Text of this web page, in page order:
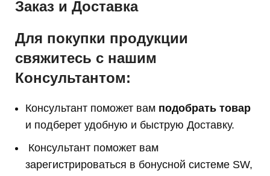
Заказ и Доставка
Для покупки продукции
свяжитесь с нашим
Консультантом:
Консультант поможет вам подобрать товар
и подберет удобную и быструю Доставку.
Консультант поможет вам
зарегистрироваться в бонусной системе SW,